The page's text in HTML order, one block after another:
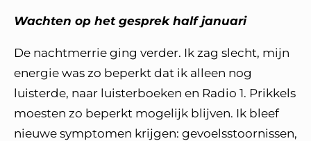
Wachten op het gesprek half januari
De nachtmerrie ging verder. Ik zag slecht, mijn
energie was zo beperkt dat ik alleen nog
luisterde, naar luisterboeken en Radio 1. Prikkels
moesten zo beperkt mogelijk blijven. Ik bleef
nieuwe symptomen krijgen: gevoelsstoornissen,